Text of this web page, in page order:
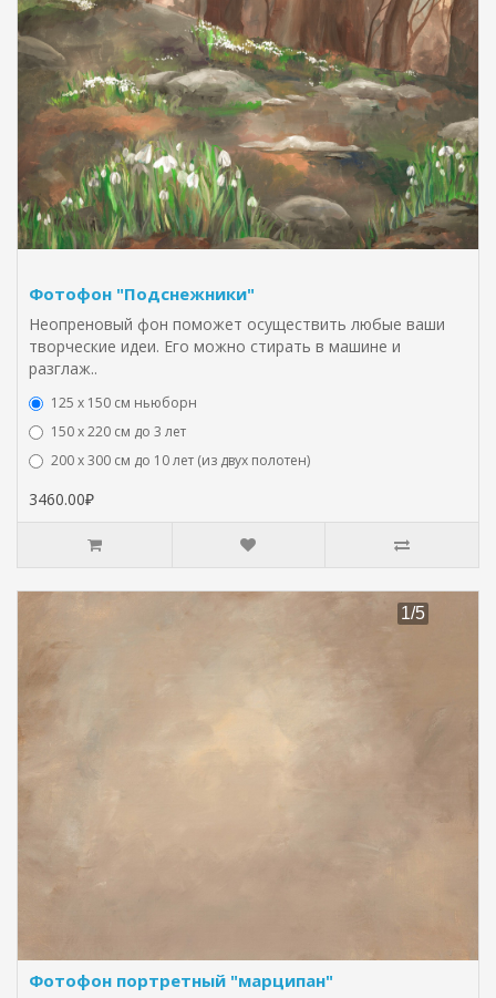
Фотофон "Подснежники"
Неопреновый фон поможет осуществить любые ваши
творческие идеи. Его можно стирать в машине и
разглаж..
125 x 150 см ньюборн
150 х 220 см до 3 лет
200 х 300 см до 10 лет (из двух полотен)
3460.00₽
Фотофон портретный "марципан"